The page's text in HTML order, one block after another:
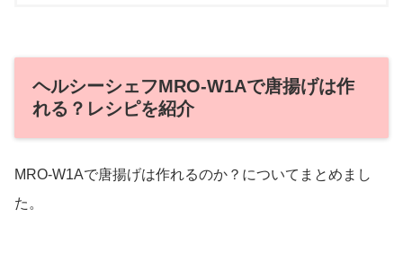
ヘルシーシェフMRO-W1Aで唐揚げは作
れる？レシピを紹介
MRO-W1Aで唐揚げは作れるのか？についてまとめまし
た。